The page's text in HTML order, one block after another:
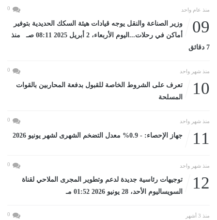
منذ عام واحد 0
09
وزير الصناعة والنقل يوجه قيادات هيئة السكك الحديدية بتوفير
أماكن في رحلات...اليوم الأربعاء، 2 أبريل 2025 08:11 صـ منذ
7 دقائق
منذ شهر واحد 0
10
تعرف على الشروط الخاصة للقبول بدفعة المحاربين بالقوات
المسلحة
منذ شهر واحد 0
11 جهاز الإحصاء: - 0.9% معدل التضخم الشهرى لشهر يونيو 2026
منذ شهر واحد 0
12
توجيهات رئاسية جديدة لدعم وتطوير المجرى الملاحي لقناة
السويساليوم الأحد، 28 يونيو 2026 01:52 مـ
منذ 3 أشهر 0